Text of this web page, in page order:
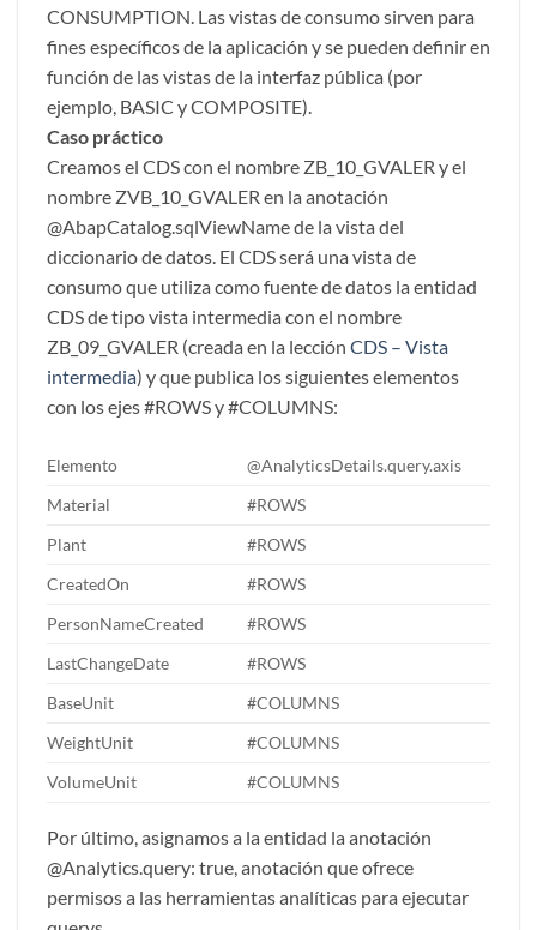
CONSUMPTION. Las vistas de consumo sirven para
fines específicos de la aplicación y se pueden definir en
función de las vistas de la interfaz pública (por
ejemplo, BASIC y COMPOSITE).
Caso práctico
Creamos el CDS con el nombre ZB_10_GVALER y el
nombre ZVB_10_GVALER en la anotación
@AbapCatalog.sqlViewName de la vista del
diccionario de datos. El CDS será una vista de
consumo que utiliza como fuente de datos la entidad
CDS de tipo vista intermedia con el nombre
ZB_09_GVALER (creada en la lección CDS – Vista
intermedia) y que publica los siguientes elementos
con los ejes #ROWS y #COLUMNS:
Elemento
@AnalyticsDetails.query.axis
Material
#ROWS
Plant
#ROWS
CreatedOn
#ROWS
PersonNameCreated
#ROWS
LastChangeDate
#ROWS
BaseUnit
#COLUMNS
WeightUnit
#COLUMNS
VolumeUnit
#COLUMNS
Por último, asignamos a la entidad la anotación
@Analytics.query: true, anotación que ofrece
permisos a las herramientas analíticas para ejecutar